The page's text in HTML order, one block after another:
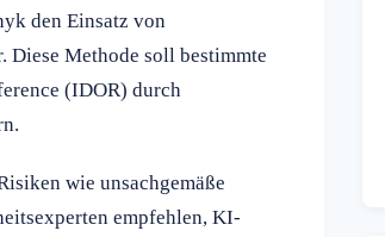
den Einsatz von
Diese Methode soll bestimmte
(IDOR) durch
wie unsachgemäße
empfehlen, KI-